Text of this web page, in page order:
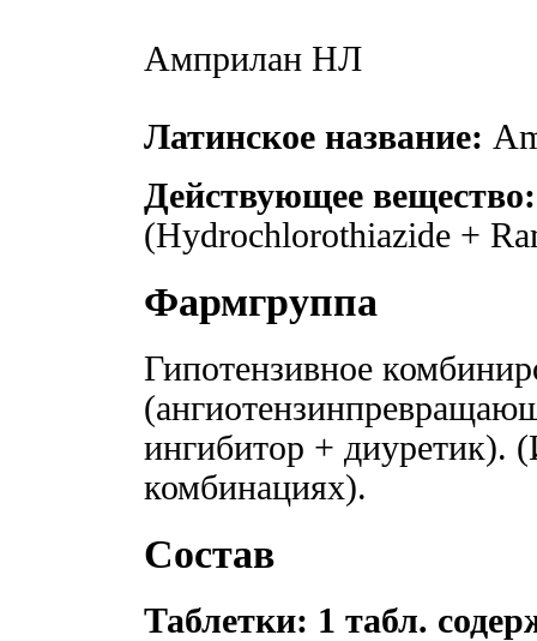
Амприлан НЛ
Латинское название:
Действующее вещество:
(Hydrochlorothiazide +
Фармгруппа
Гипотензивное
ингибитор +
комбинациях).
Состав
Таблетки: 1 табл.